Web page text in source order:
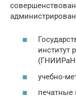
институт
учебно-
печатные